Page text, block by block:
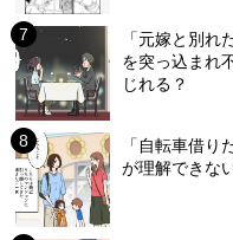
「元嫁と別
を突っ込まれ
じれる？
「自転車借
が理解できな